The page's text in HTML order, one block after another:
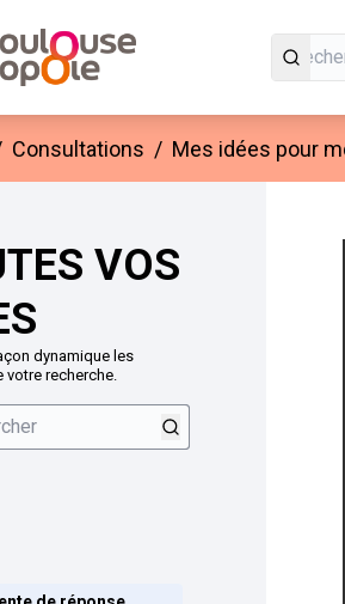
principal
Consultations / Mes idées pour
VOS
dynamique les
votre recherche.